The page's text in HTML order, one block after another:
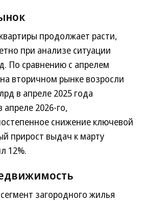
продолжает расти,
при анализе ситуации
По сравнению с апрелем
вторичном рынке возросли
в апреле 2025 года
2026-го,
снижение ключевой
прирост выдач к марту
12%.
загородного жилья